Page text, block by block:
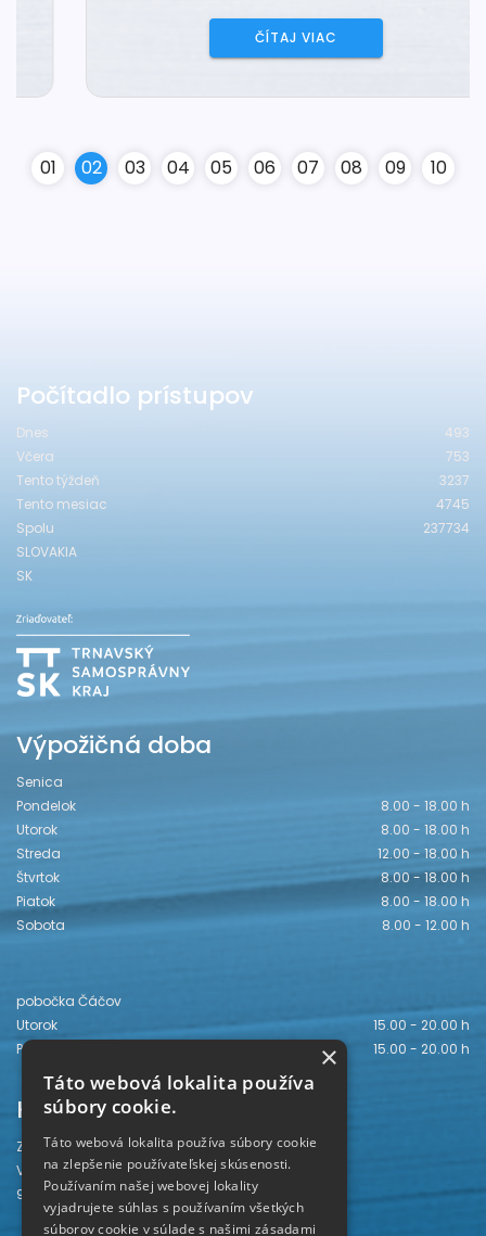
ČÍTAJ VIAC
01 02 03 04 05 06 07 08 09 10
Počítadlo prístupov
Dnes
493
Včera
753
Tento týždeň
3237
Tento mesiac
4745
Spolu
237734
SLOVAKIA
SK
Výpožičná doba
Senica
Pondelok
8.00 - 18.00 h
Utorok
8.00 - 18.00 h
Streda
12.00 - 18.00 h
Štvrtok
8.00 - 18.00 h
Piatok
8.00 - 18.00 h
Sobota
8.00 - 12.00 h
pobočka Čáčov
Utorok
15.00 - 20.00 h
Piatok
15.00 - 20.00 h
Kontakt
Záhorská knižnica
Vajanského 28
905 01 Senica
×
Táto webová lokalita používa
súbory cookie.
Táto webová lokalita používa súbory cookie
na zlepšenie používateľskej skúsenosti.
Používaním našej webovej lokality
vyjadrujete súhlas s používaním všetkých
súborov cookie v súlade s našimi zásadami